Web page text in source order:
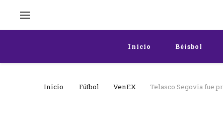
Inicio Béisbol
Inicio Fútbol VenEX Telasco Segovia fue